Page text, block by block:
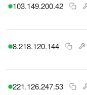
103.149.200.42
8.218.120.144
221.126.247.53